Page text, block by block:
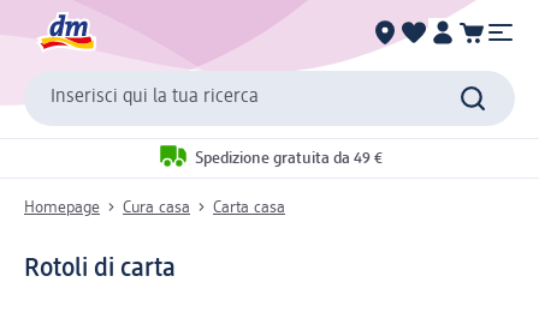
Inserisci qui la tua ricerca
Spedizione gratuita da 49 €
Homepage Cura casa Carta casa
Rotoli di carta